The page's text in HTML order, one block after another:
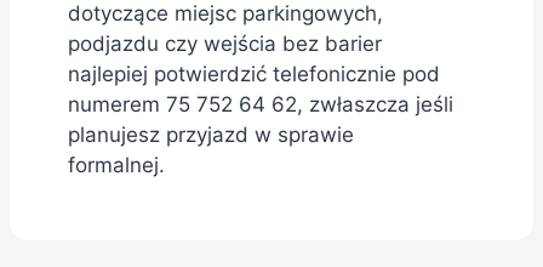
dotyczące miejsc parkingowych,
podjazdu czy wejścia bez barier
najlepiej potwierdzić telefonicznie pod
numerem 75 752 64 62, zwłaszcza jeśli
planujesz przyjazd w sprawie
formalnej.